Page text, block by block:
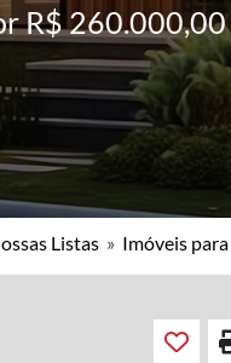
R$ 260.000,00
Listas » Imóveis